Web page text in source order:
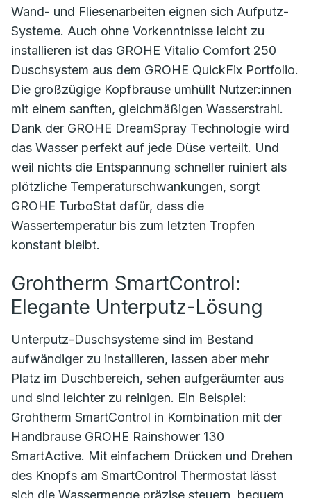
Wand- und Fliesenarbeiten eignen sich Aufputz-
Systeme. Auch ohne Vorkenntnisse leicht zu
installieren ist das GROHE Vitalio Comfort 250
Duschsystem aus dem GROHE QuickFix Portfolio.
Die großzügige Kopfbrause umhüllt Nutzer:innen
mit einem sanften, gleichmäßigen Wasserstrahl.
Dank der GROHE DreamSpray Technologie wird
das Wasser perfekt auf jede Düse verteilt. Und
weil nichts die Entspannung schneller ruiniert als
plötzliche Temperaturschwankungen, sorgt
GROHE TurboStat dafür, dass die
Wassertemperatur bis zum letzten Tropfen
konstant bleibt.
Grohtherm SmartControl:
Elegante Unterputz-Lösung
Unterputz-Duschsysteme sind im Bestand
aufwändiger zu installieren, lassen aber mehr
Platz im Duschbereich, sehen aufgeräumter aus
und sind leichter zu reinigen. Ein Beispiel:
Grohtherm SmartControl in Kombination mit der
Handbrause GROHE Rainshower 130
SmartActive. Mit einfachem Drücken und Drehen
des Knopfs am SmartControl Thermostat lässt
sich die Wassermenge präzise steuern, bequem